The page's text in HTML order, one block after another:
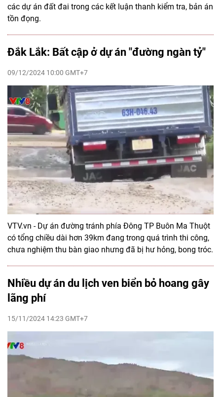
các dự án đất đai trong các kết luận thanh kiểm tra, bản án
tồn đọng.
Đắk Lắk: Bất cập ở dự án "đường ngàn tỷ"
09/12/2024 10:00 GMT+7
VTV.vn - Dự án đường tránh phía Đông TP Buôn Ma Thuột
có tổng chiều dài hơn 39km đang trong quá trình thi công,
chưa nghiệm thu bàn giao nhưng đã bị hư hỏng, bong tróc.
Nhiều dự án du lịch ven biển bỏ hoang gây
lãng phí
15/11/2024 14:23 GMT+7